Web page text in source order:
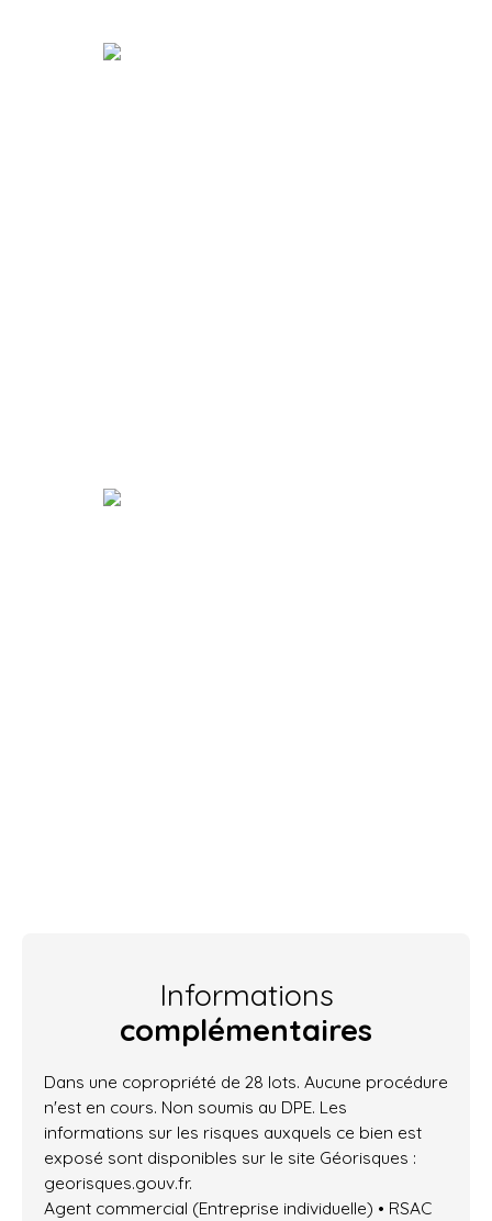
Informations
complémentaires
Dans une copropriété de 28 lots. Aucune procédure
n'est en cours. Non soumis au DPE. Les
informations sur les risques auxquels ce bien est
exposé sont disponibles sur le site Géorisques :
georisques.gouv.fr.
Agent commercial (Entreprise individuelle) • RSAC